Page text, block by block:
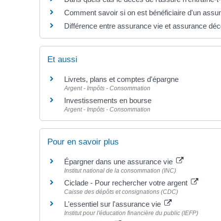
Comment savoir si on est bénéficiaire d'un
Différence entre assurance vie et assurance
Et aussi
Livrets, plans et comptes d'épargne
Argent - Impôts - Consommation
Investissements en bourse
Argent - Impôts - Consommation
Pour en savoir plus
Épargner dans une assurance vie
Institut national de la consommation (INC)
Ciclade - Pour rechercher votre argent
Caisse des dépôts et consignations (CDC)
L'essentiel sur l'assurance vie
Institut pour l'éducation financière du public (IEFP)